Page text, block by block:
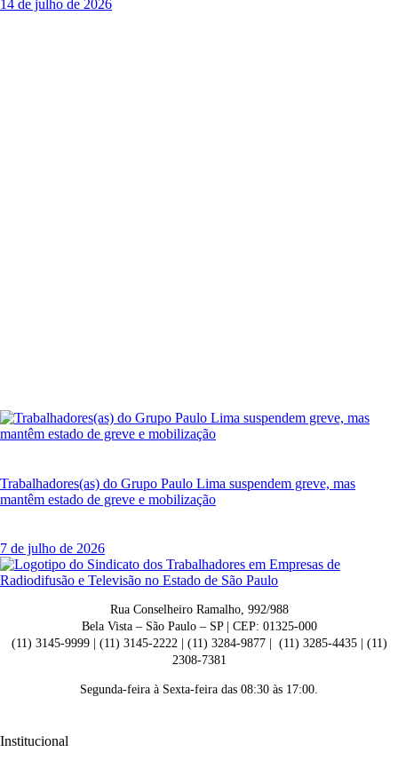
14 de julho de 2026
Trabalhadores(as) do Grupo Paulo Lima suspendem greve, mas
mantêm estado de greve e mobilização
7 de julho de 2026
Rua Conselheiro Ramalho, 992/988
Bela Vista – São Paulo – SP | CEP: 01325-000
(11) 3145-9999 | (11) 3145-2222 | (11) 3284-9877 | (11) 3285-4435 | (11)
2308-7381
Segunda-feira à Sexta-feira das 08:30 às 17:00.
Institucional